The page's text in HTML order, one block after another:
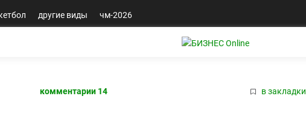
другие виды чм-2026
комментарии 14 в закладки